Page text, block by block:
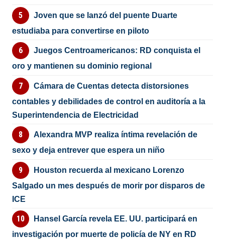
Joven que se lanzó del puente Duarte
estudiaba para convertirse en piloto
Juegos Centroamericanos: RD conquista el
oro y mantienen su dominio regional
Cámara de Cuentas detecta distorsiones
contables y debilidades de control en auditoría a la
Superintendencia de Electricidad
Alexandra MVP realiza íntima revelación de
sexo y deja entrever que espera un niño
Houston recuerda al mexicano Lorenzo
Salgado un mes después de morir por disparos de
ICE
Hansel García revela EE. UU. participará en
investigación por muerte de policía de NY en RD